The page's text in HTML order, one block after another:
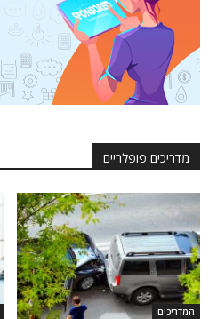
מדריכים פופלריים
המדריכים